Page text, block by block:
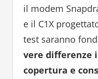
il modem
e il C1X
test saranno
vere differenze
copertura e